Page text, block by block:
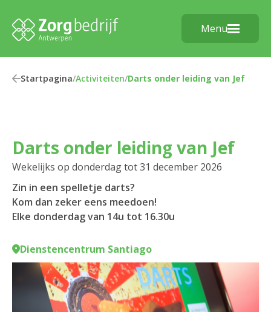
Menu
Startpagina/Activiteiten/Darts onder leiding van Jef
Darts onder leiding van Jef
Wekelijks op donderdag tot 31 december 2026
Zin in een spelletje darts?
Kom dan zeker eens meedoen!
Elke donderdag van 14u tot 16.30u
Dienstencentrum Santiago